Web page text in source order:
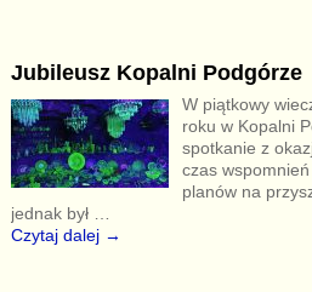
Jubileusz Kopalni Podgórze
W piątkowy
roku w Kopalni
spotkanie z
czas
planów na
jednak był
Czytaj dalej →